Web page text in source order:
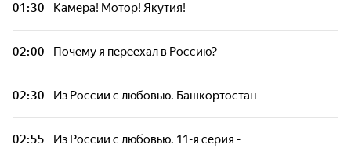
01:30 Камера! Мотор! Якутия!
02:00 Почему я переехал в Россию?
02:30 Из России с любовью. Башкортостан
02:55
Из России с любовью. 11-я серия -